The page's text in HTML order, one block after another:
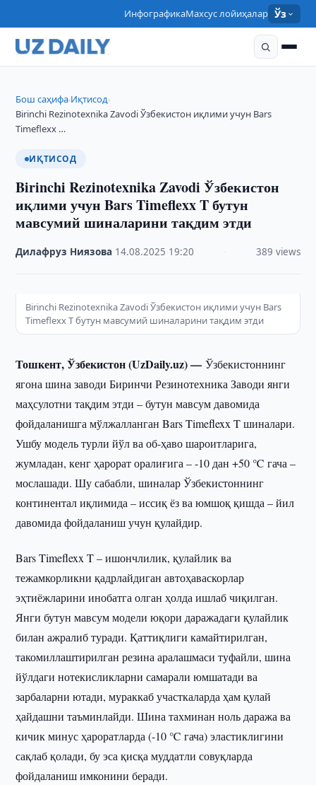
ИнфографикаМахсус лойиҳалар Ўз
Бош саҳифа›Иқтисод›
Birinchi Rezinotexnika Zavodi Ўзбекистон иқлими учун Bars
Timeflexx …
ИҚТИСОД
Birinchi Rezinotexnika Zavodi Ўзбекистон
иқлими учун Bars Timeflexx T бутун
мавсумий шиналарини тақдим этди
Дилафруз Ниязова 14.08.2025 19:20 389 views
Birinchi Rezinotexnika Zavodi Ўзбекистон иқлими учун Bars
Timeflexx T бутун мавсумий шиналарини тақдим этди
Тошкент, Ўзбекистон (UzDaily.uz) —Ўзбекистоннинг
ягона шина заводи Биринчи Резинотехника Заводи янги
маҳсулотни тақдим этди – бутун мавсум давомида
фойдаланишга мўлжалланган Bars Timeflexx T шиналари.
Ушбу модель турли йўл ва об-ҳаво шароитларига,
жумладан, кенг ҳарорат оралиғига – -10 дан +50 ℃ гача –
мослашади. Шу сабабли, шиналар Ўзбекистоннинг
континентал иқлимида – иссиқ ёз ва юмшоқ қишда – йил
давомида фойдаланиш учун қулайдир.
Bars Timeflexx T – ишончлилик, қулайлик ва
тежамкорликни қадрлайдиган автоҳаваскорлар
эҳтиёжларини инобатга олган ҳолда ишлаб чиқилган.
Янги бутун мавсум модели юқори даражадаги қулайлик
билан ажралиб туради. Қаттиқлиги камайтирилган,
такомиллаштирилган резина аралашмаси туфайли, шина
йўлдаги нотекисликларни самарали юмшатади ва
зарбаларни ютади, мураккаб участкаларда ҳам қулай
ҳайдашни таъминлайди. Шина тахминан ноль даража ва
кичик минус ҳароратларда (-10 ℃ гача) эластиклигини
сақлаб қолади, бу эса қисқа муддатли совуқларда
фойдаланиш имконини беради.